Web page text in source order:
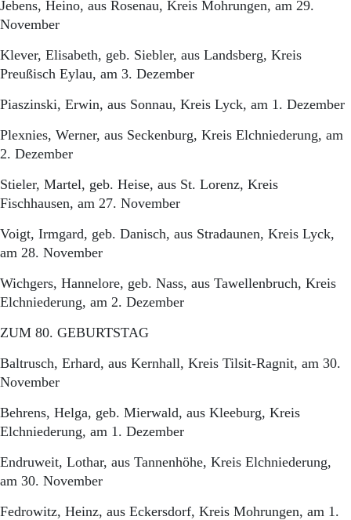
Jebens, Heino, aus Rosenau, Kreis Mohrungen, am 29.
November
Klever, Elisabeth, geb. Siebler, aus Landsberg, Kreis
Preußisch Eylau, am 3. Dezember
Piaszinski, Erwin, aus Sonnau, Kreis Lyck, am 1. Dezember
Plexnies, Werner, aus Seckenburg, Kreis Elchniederung, am
2. Dezember
Stieler, Martel, geb. Heise, aus St. Lorenz, Kreis
Fischhausen, am 27. November
Voigt, Irmgard, geb. Danisch, aus Stradaunen, Kreis Lyck,
am 28. November
Wichgers, Hannelore, geb. Nass, aus Tawellenbruch, Kreis
Elchniederung, am 2. Dezember
ZUM 80. GEBURTSTAG
Baltrusch, Erhard, aus Kernhall, Kreis Tilsit-Ragnit, am 30.
November
Behrens, Helga, geb. Mierwald, aus Kleeburg, Kreis
Elchniederung, am 1. Dezember
Endruweit, Lothar, aus Tannenhöhe, Kreis Elchniederung,
am 30. November
Fedrowitz, Heinz, aus Eckersdorf, Kreis Mohrungen, am 1.